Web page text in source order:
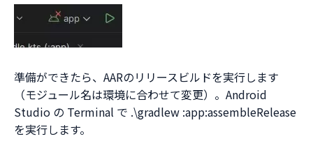
準備ができたら、AARのリリースビルドを実行します
（モジュール名は環境に合わせて変更）。Android
Studio の Terminal で .\gradlew :app:assembleRelease
を実行します。